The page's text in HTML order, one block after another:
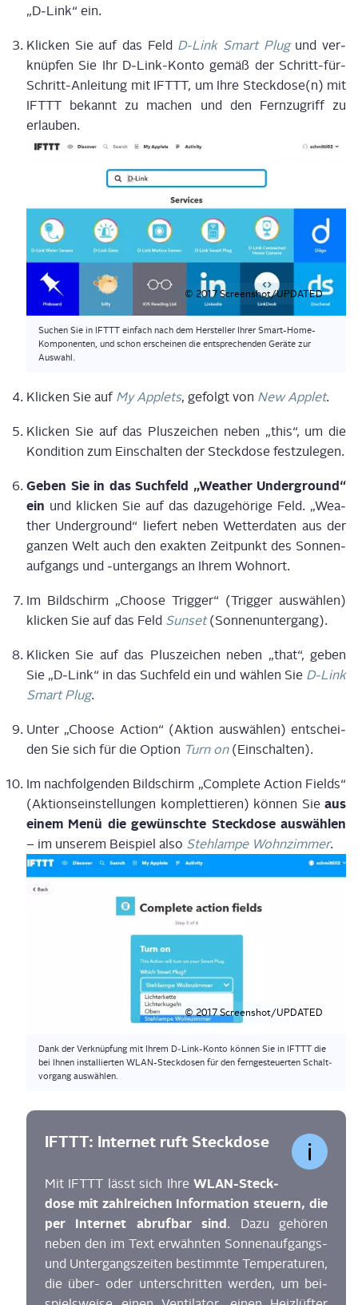
„D‑Link“ ein.
Kli­cken Sie auf das Feld D‑Link Smart Plugund ver­
knüp­fen Sie Ihr D‑Link-Kon­to gemäß der Schritt-für-
Schritt-Anlei­tung mit IFTTT, um Ihre Steckdose(n) mit
IFTTT bekannt zu machen und den Fern­zu­griff zu
erlauben.
© 2017 Screenshot/UPDATED
Suchen Sie in IFTTT ein­fach nach dem Her­stel­ler Ihrer Smart-Home-
Kom­po­nen­ten, und schon erschei­nen die ent­spre­chen­den Gerä­te zur
Auswahl.
Kli­cken Sie auf My App­lets, gefolgt von New App­let.
Kli­cken Sie auf das Plus­zei­chen neben „this“, um die
Kon­di­ti­on zum Ein­schal­ten der Steck­do­se festzulegen.
Geben Sie in das Such­feld „Wea­ther Under­ground“
ein und kli­cken Sie auf das dazu­ge­hö­ri­ge Feld. „Wea­
ther Under­ground“ lie­fert neben Wet­ter­da­ten aus der
gan­zen Welt auch den exak­ten Zeit­punkt des Son­nen­
auf­gangs und ‑unter­gangs an Ihrem Wohnort.
Im Bild­schirm „Choo­se Trig­ger“ (Trig­ger aus­wäh­len)
kli­cken Sie auf das Feld Sun­set (Son­nen­un­ter­gang).
Kli­cken Sie auf das Plus­zei­chen neben „that“, geben
Sie „D‑Link“ in das Such­feld ein und wäh­len Sie D‑Link
Smart Plug.
Unter „Choo­se Action“ (Akti­on aus­wäh­len) ent­schei­
den Sie sich für die Opti­on Turn on(Ein­schal­ten).
Im nach­fol­gen­den Bild­schirm „Com­ple­te Action Fields“
(Akti­ons­ein­stel­lun­gen kom­plet­tie­ren) kön­nen Sie aus
einem Menü die gewünsch­te Steck­do­se aus­wäh­len
– im unse­rem Bei­spiel also Steh­lam­pe Wohn­zim­mer.
© 2017 Screenshot/UPDATED
Dank der Ver­knüp­fung mit Ihrem D‑Link-Kon­to kön­nen Sie in IFTTT die
bei Ihnen instal­lier­ten WLAN-Steck­do­sen für den fern­ge­steu­er­ten Schalt­
vor­gang auswählen.
IFTTT: Inter­net ruft Steckdose
Mit IFTTT lässt sich Ihre WLAN-Steck­
do­se mit zahl­rei­chen Infor­ma­ti­on steu­ern, die
per Inter­net abruf­bar sind. Dazu gehö­ren
neben den im Text erwähn­ten Son­nen­auf­gangs-
und Unter­gangs­zei­ten bestimm­te Tem­pe­ra­tu­ren,
die über- oder unter­schrit­ten wer­den, um bei­